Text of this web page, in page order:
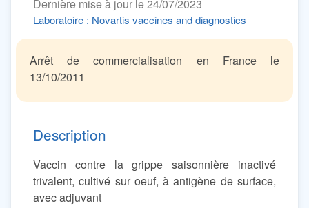
Dernière mise à jour le 24/07/2023
Laboratoire : Novartis vaccines and diagnostics
Arrêt de commercialisation en France le
13/10/2011
Description
Vaccin contre la grippe saisonnière inactivé
trivalent, cultivé sur oeuf, à antigène de surface,
avec adjuvant